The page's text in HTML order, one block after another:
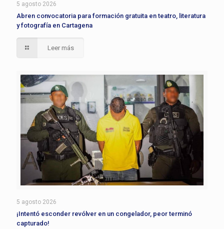
5 agosto 2026
Abren convocatoria para formación gratuita en teatro, literatura
y fotografía en Cartagena
Leer más
5 agosto 2026
¡Intentó esconder revólver en un congelador, peor terminó
capturado!